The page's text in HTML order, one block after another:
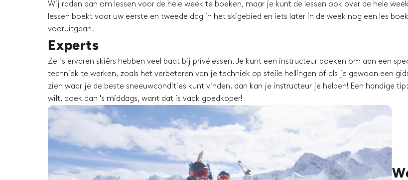
Wij raden aan om lessen voor de hele week te boeken, maar je kunt de lessen ook over de hele
lessen boekt voor uw eerste en tweede dag in het skigebied en iets later in de week nog een les
vooruitgaan.
Experts
Zelfs ervaren skiërs hebben veel baat bij privélessen. Je kunt een instructeur boeken om aan een
techniek te werken, zoals het verbeteren van je techniek op steile hellingen of als je gewoon een
zien waar je de beste sneeuwcondities kunt vinden, dan kan je instructeur je helpen! Een handige
wilt, boek dan 's middags, want dat is vaak goedkoper!